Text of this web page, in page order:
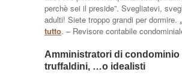
perchè sei il preside”. Svegliatevi,
adulti! Siete troppo grandi per dormire.
tutto. – Revisore contabile
Amministratori di condominio
truffaldini, …o idealisti